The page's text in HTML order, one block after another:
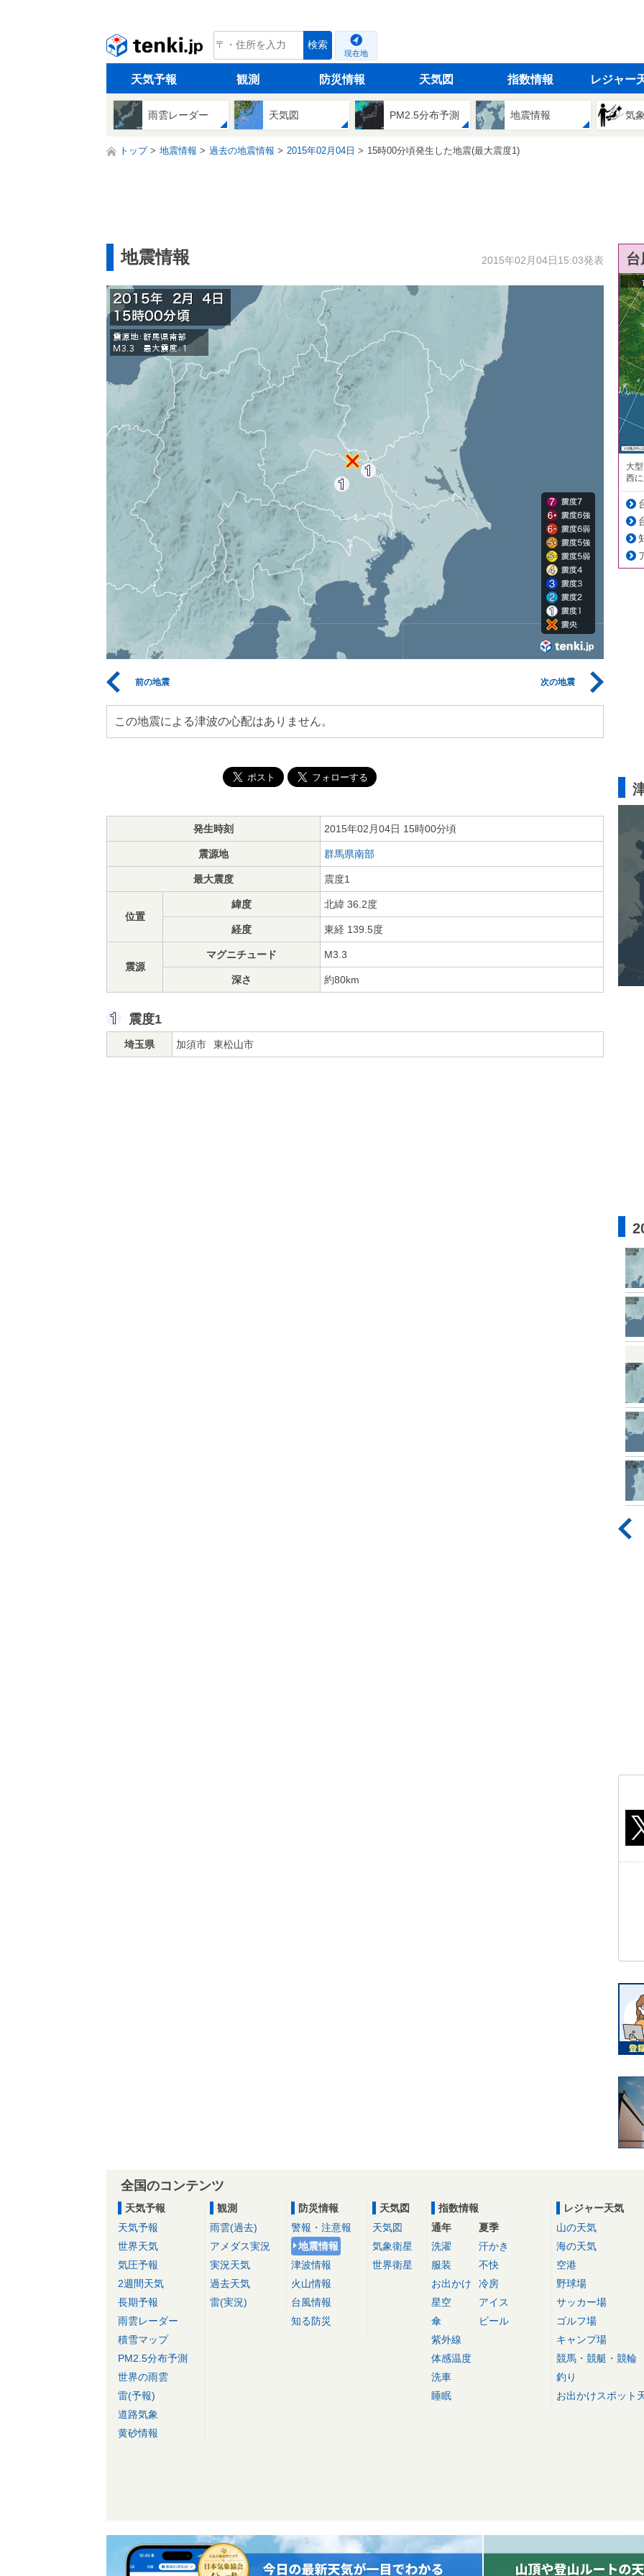
tenki.jp 検索
現在地
天気予報 観測 防災情報 天気図 指数情報 レジャー
雨雲レーダー 天気図 PM2.5分布予測 地震情報 気
トップ 地震情報 過去の地震情報 2015年02月04日 15時00分頃発生した地震(最大震度1)
地震情報 2015年02月04日15:03発表
前の地震 次の地震
この地震による津波の心配はありません。
発生時刻 2015年02月04日 15時00分頃
震源地 群馬県南部
最大震度 震度1
位置
緯度 北緯 36.2度
経度 東経 139.5度
震源
マグニチュード M3.3
深さ 約80km
震度1
埼玉県 加須市 東松山市
大
西
全国のコンテンツ
天気予報
天気予報
世界天気
気圧予報
2週間天気
長期予報
雨雲レーダー
積雪マップ
PM2.5分布予測
世界の雨雲
雷(予報)
道路気象
黄砂情報
観測
雨雲(過去)
アメダス実況
実況天気
過去天気
雷(実況)
防災情報
警報・注意報
地震情報
津波情報
火山情報
台風情報
知る防災
天気図
天気図
気象衛星
世界衛星
指数情報
通年
洗濯
服装
お出かけ
星空
傘
紫外線
体感温度
洗車
睡眠
夏季
汗かき
不快
冷房
アイス
ビール
レジャー天気
山の天気
海の天気
空港
野球場
サッカー場
ゴルフ場
キャンプ場
競馬・競艇・競輪
釣り
お出かけスポット